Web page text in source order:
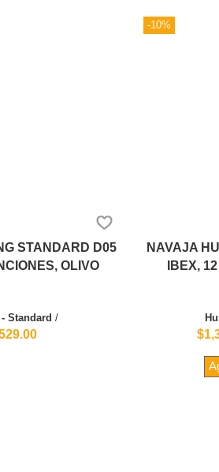
STANDARD D05
OLIVO
Standard /
-10%
NAVAJA
IBEX,